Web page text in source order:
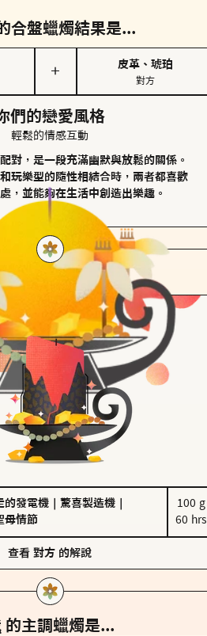
合盤蠟燭結果是...
＋
皮革、琥珀
對方
們的戀愛風格
輕鬆的情感互動
對，是一段充滿幽默與放鬆的關係。
玩樂型的隨性相結合時，兩者都喜歡
，並能夠在生活中創造出樂趣。
的主調蠟燭是...
的發電機 驚喜製造機
母情節
100 g
60 hrs
查看 對方 的解說
的主調蠟燭是...